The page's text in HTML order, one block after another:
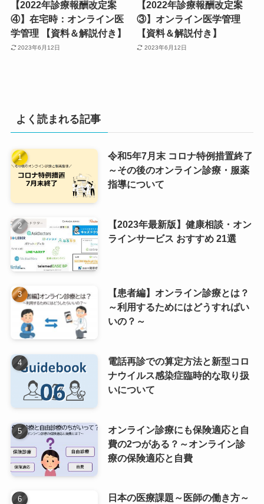
【2022年診療報酬改定案
④】在宅時：オンライン医
学管理 【資料＆解説付き】
2023年6月12日
【2022年診療報酬改定案
③】オンライン医学管理
【資料＆解説付き】
2023年6月12日
よく読まれる記事
令和5年7月末 コロナ特例措置終了
～その後のオンライン診療・服薬
指導について
【2023年最新版】健康相談・オン
ラインサービス おすすめ 21選
【患者編】オンライン診療とは？
～利用するためにはどうすればい
いの？～
電話再診での算定方法と新型コロ
ナウイルス感染症臨時的な取り扱
いについて
オンライン診療にも保険適応と自
費の2つがある？～オンライン診
療の保険適応と自費
日本の医療課題～医師の働き方～